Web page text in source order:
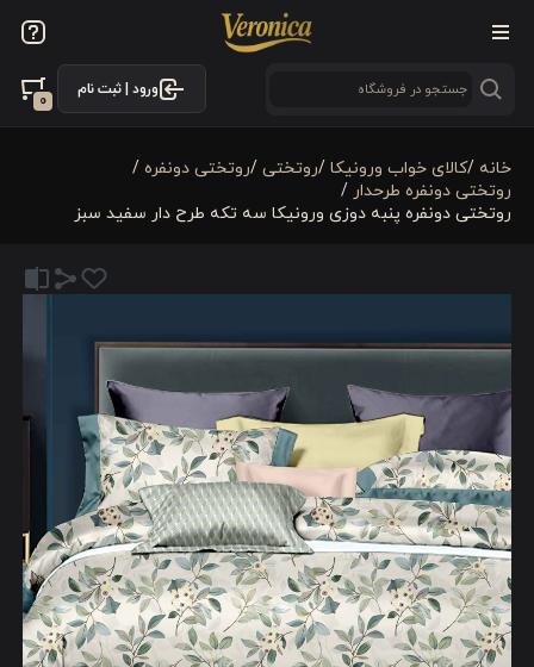
ورود | ثبت نام
0
خانه /کالای خواب ورونیکا /روتختی /روتختی دونفره /
روتختی دونفره طرحدار /
روتختی دونفره پنبه دوزی ورونیکا سه تکه طرح دار سفید سبز